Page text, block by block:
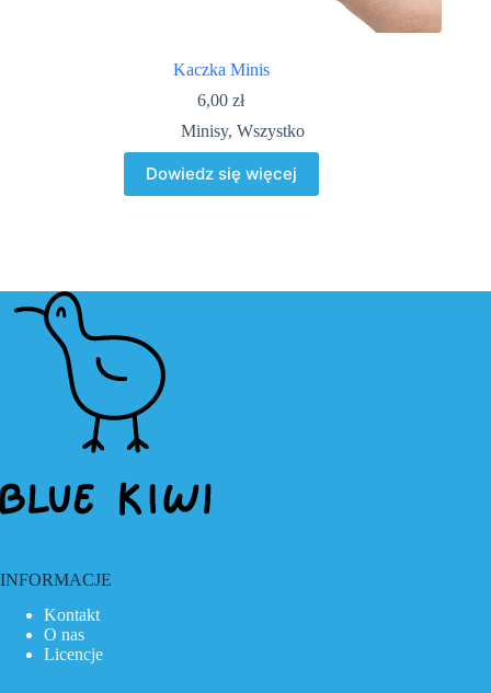
Kaczka Minis
6,00zł
Minisy,Wszystko
Dowiedz się więcej
INFORMACJE
Kontakt
O nas
Licencje